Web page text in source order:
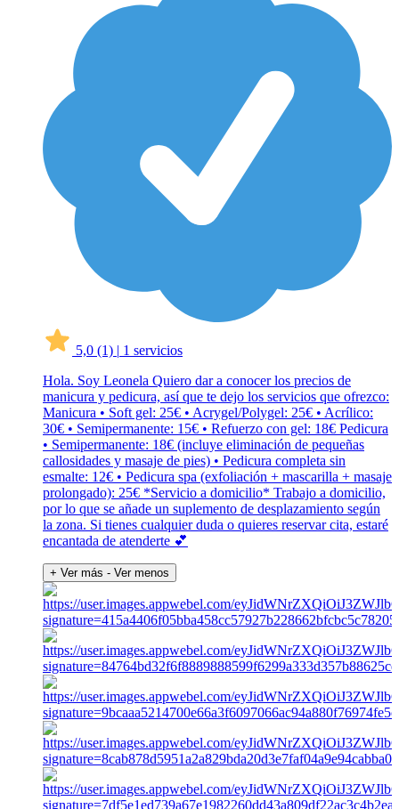
5,0 (1) | 1 servicios
Hola. Soy Leonela Quiero dar a conocer los precios de
manicura y pedicura, así que te dejo los servicios que ofrezco:
Manicura • Soft gel: 25€ • Acrygel/Polygel: 25€ • Acrílico:
30€ • Semipermanente: 15€ • Refuerzo con gel: 18€ Pedicura
• Semipermanente: 18€ (incluye eliminación de pequeñas
callosidades y masaje de pies) • Pedicura completa sin
esmalte: 12€ • Pedicura spa (exfoliación + mascarilla + masaje
prolongado): 25€ *Servicio a domicilio* Trabajo a domicilio,
por lo que se añade un suplemento de desplazamiento según
la zona. Si tienes cualquier duda o quieres reservar cita, estaré
encantada de atenderte 💕
+ Ver más - Ver menos